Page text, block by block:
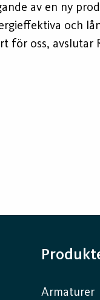
av en ny
och
för oss, avslutar
Armaturer